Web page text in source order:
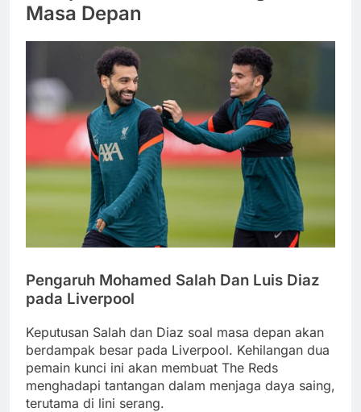
Masa Depan
Pengaruh Mohamed Salah Dan Luis Diaz
pada Liverpool
Keputusan Salah dan Diaz soal masa depan akan
berdampak besar pada Liverpool. Kehilangan dua
pemain kunci ini akan membuat The Reds
menghadapi tantangan dalam menjaga daya saing,
terutama di lini serang.